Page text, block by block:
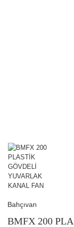
Bahçıvan
BMFX 200